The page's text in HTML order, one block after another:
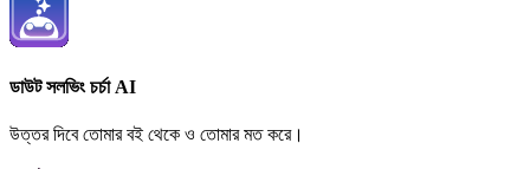
ডাউট সলভিং চর্চা AI
উত্তর দিবে তোমার বই থেকে ও তোমার মত করে।